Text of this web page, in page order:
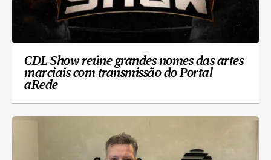
CDL Show reúne grandes nomes das artes
marciais com transmissão do Portal
aRede